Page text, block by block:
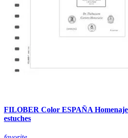
FILOBER Color ESPAÑA
estuches